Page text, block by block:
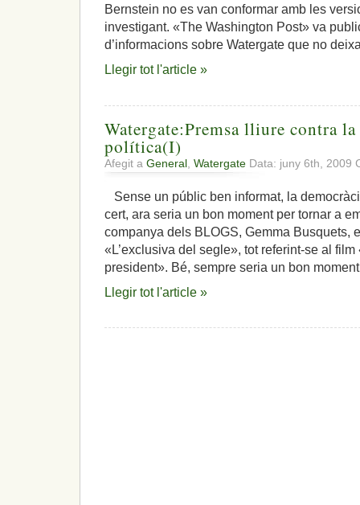
Bernstein no es van conformar amb les
investigant. «The Washington Post» va
d’informacions sobre Watergate que no
Llegir tot l'article »
Watergate:Premsa lliure contra
política(I)
Afegit a General Watergate Data: juny 6th, 2009
Sense un públic ben informat, la
cert, ara seria un bon moment per tornar a
companya dels BLOGS, Gemma Busquets,
«L’exclusiva del segle», tot referint-se al
president». Bé, sempre seria un bon
Llegir tot l'article »